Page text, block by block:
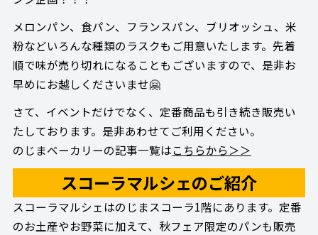
メロンパン、食パン、フランスパン、ブリオッシュ、米
粉などいろんな種類のラスクもご用意いたします。先着
順で味が売り切れになることもございますので、是非お
早めにお越しくださいませ🤗
さて、イベントだけでなく、定番商品も引き続き販売い
たしております。是非あわせてご利用ください。
のじまベーカリーの記事一覧はこちらから＞＞
スコーラマルシェのご紹介
スコーラマルシェはのじまスコーラ1階にあります。定番
のお土産やお野菜に加えて、秋フェア限定のパンも販売